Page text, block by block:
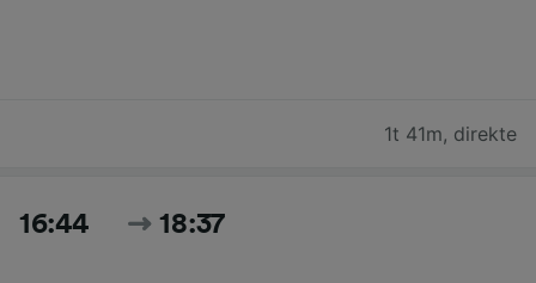
1t 41m, direkte
16:44 18:37